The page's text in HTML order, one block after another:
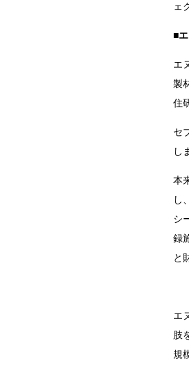
ェ
■
エ
製
住
セ
し
本
し
シ
録
と
エ
肢
規